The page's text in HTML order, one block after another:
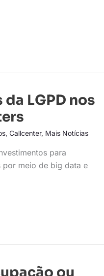
LGPD nos
, Callcenter, Mais Notícias
para
por meio de big data e
ou